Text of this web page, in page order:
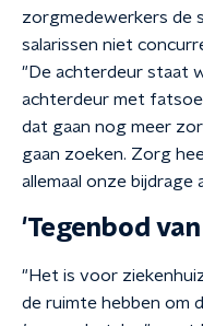
zorgmedewerkers de
salarissen niet
"De achterdeur staat
achterdeur met
dat gaan nog meer
gaan zoeken. Zorg
allemaal onze bijdrage
'Tegenbod
"Het is voor
de ruimte hebben om